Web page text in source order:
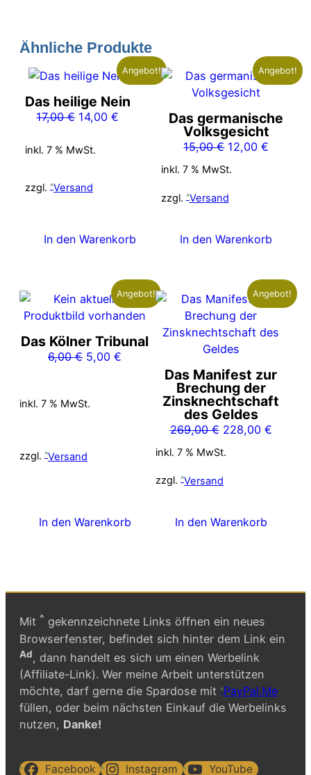
Ähnliche Produkte
Angebot!
Das heilige Nein
17,00€ Ursprünglicher
war:
14,00€
inkl. 7 % MwSt.
zzgl. Versand
In den Warenkorb
Angebot!
Das germanische
Volksgesicht
15,00€ Ursprünglicher
Preis
15,00 €
12,00€
inkl. 7 % MwSt.
zzgl. Versand
In den Warenkorb
Angebot!
Das Kölner Tribunal
6,00€ Ursprünglicher
6,00 €
5,00€
inkl. 7 % MwSt.
zzgl. Versand
In den Warenkorb
Angebot!
Das Manifest zur
Brechung der
Zinsknechtschaft
des Geldes
269,00€ Ursprünglicher
Preis
269,00 €
228,00 €
inkl. 7 % MwSt.
zzgl. Versand
In den Warenkorb
Mit ^ gekennzeichnete Links öffnen ein neues
Browserfenster, befindet sich hinter dem Link ein
Ad, dann handelt es sich um einen Werbelink
(Affiliate-Link). Wer meine Arbeit unterstützen
möchte, darf gerne die Spardose mit PayPal.Me
füllen, oder beim nächsten Einkauf die Werbelinks
nutzen, Danke!
Facebook Instagram YouTube